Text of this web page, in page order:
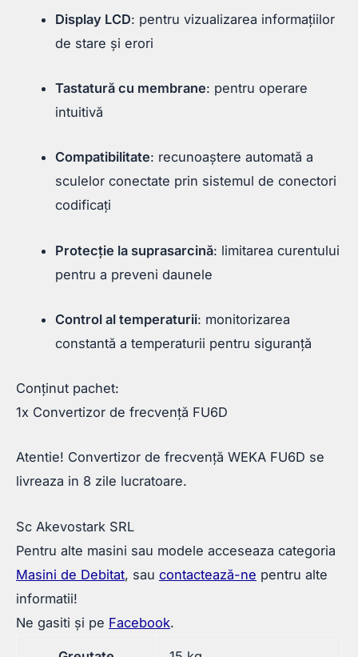
Display LCD: pentru vizualizarea informațiilor
de stare și erori
Tastatură cu membrane: pentru operare
intuitivă
Compatibilitate: recunoaștere automată a
sculelor conectate prin sistemul de conectori
codificați
Protecție la suprasarcină: limitarea curentului
pentru a preveni daunele
Control al temperaturii: monitorizarea
constantă a temperaturii pentru siguranță
Conținut pachet:
1x Convertizor de frecvență FU6D
Atentie! Convertizor de frecvență WEKA FU6D se
livreaza in 8 zile lucratoare.
Sc Akevostark SRL
Pentru alte masini sau modele acceseaza categoria
Masini de Debitat, sau contactează-ne pentru alte
informatii!
Ne gasiti și pe Facebook.